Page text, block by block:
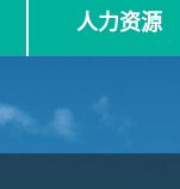
人力资源